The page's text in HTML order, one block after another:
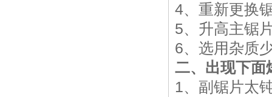
4、重新更换
5、升高主锯
6、选用杂质
二、出现下面
1、副锯片太